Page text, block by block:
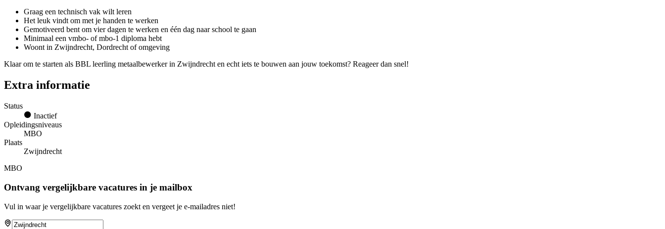
Graag een technisch vak wilt leren
Het leuk vindt om met je handen te werken
Gemotiveerd bent om vier dagen te werken en één dag naar school te gaan
Minimaal een vmbo- of mbo-1 diploma hebt
Woont in Zwijndrecht, Dordrecht of omgeving
Klaar om te starten als BBL leerling metaalbewerker in Zwijndrecht en echt iets te bouwen aan jouw toekomst? Reageer dan snel!
Extra informatie
Status
Inactief
Opleidingsniveaus
MBO
Plaats
Zwijndrecht
MBO
Ontvang vergelijkbare vacatures in je mailbox
Vul in waar je vergelijkbare vacatures zoekt en vergeet je e-mailadres niet!